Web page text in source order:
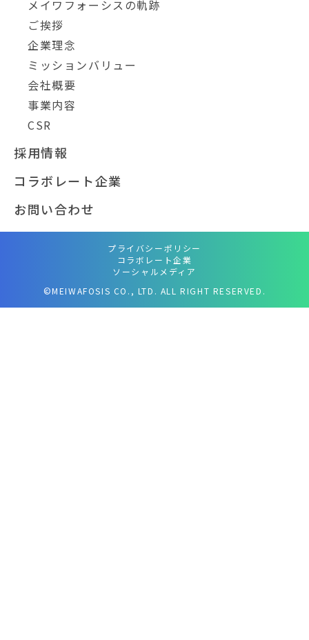
メイワフォーシスの軌跡
ご挨拶
企業理念
ミッションバリュー
会社概要
事業内容
CSR
採用情報
コラボレート企業
お問い合わせ
プライバシーポリシー
コラボレート企業
ソーシャルメディア
©MEIWAFOSIS CO., LTD. ALL RIGHT RESERVED.